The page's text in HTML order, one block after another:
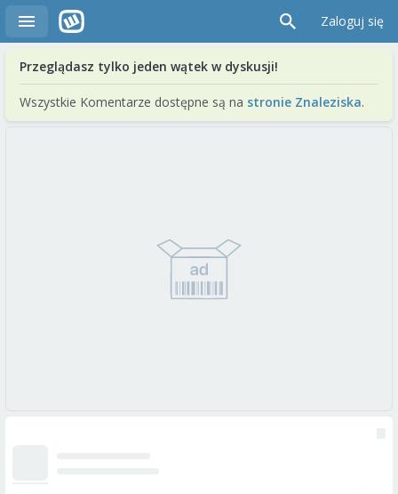
Zaloguj się
Przeglądasz tylko jeden wątek w dyskusji!
Wszystkie Komentarze dostępne są na stronie Znaleziska.